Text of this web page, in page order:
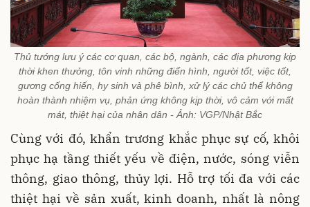
Thủ tướng lưu ý các cơ quan, các bộ, ngành, các địa phương kịp
thời khen thưởng, tôn vinh những điển hình, người tốt, việc tốt,
gương cống hiến, hy sinh và phê bình, xử lý các chủ thể không
hoàn thành nhiệm vụ, phản ứng không kịp thời, vô cảm với mất
mát, thiệt hại của nhân dân - Ảnh: VGP/Nhật Bắc
Cùng với đó, khẩn trương khắc phục sự cố, khôi
phục hạ tầng thiết yếu về điện, nước, sóng viễn
thông, giao thông, thủy lợi. Hỗ trợ tối đa với các
thiệt hại về sản xuất, kinh doanh, nhất là nông